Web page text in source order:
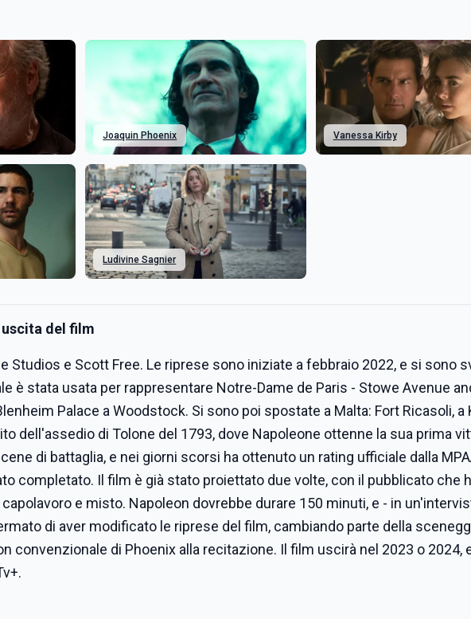
Joaquin Phoenix Vanessa Kirby
Ludivine Sagnier
del film
Studios e Scott Free. Le riprese sono iniziate a febbraio 2022, e si sono
è stata usata per rappresentare Notre-Dame de Paris - Stowe Avenue
Palace a Woodstock. Si sono poi spostate a Malta: Fort Ricasoli, a
dell'assedio di Tolone del 1793, dove Napoleone ottenne la sua prima
di battaglia, e nei giorni scorsi ha ottenuto un rating ufficiale dalla
completato. Il film è già stato proiettato due volte, con il pubblicato che
e misto. Napoleon dovrebbe durare 150 minuti, e - in
di aver modificato le riprese del film, cambiando parte della
convenzionale di Phoenix alla recitazione. Il film uscirà nel 2023 o 2024,